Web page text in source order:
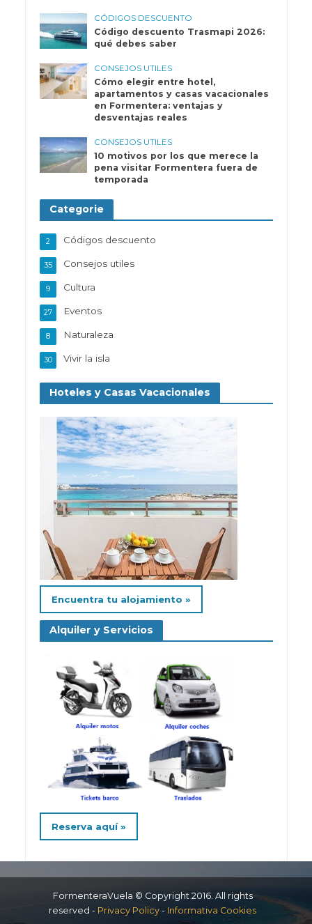
CÓDIGOS DESCUENTO
Código descuento Trasmapi 2026:
qué debes saber
CONSEJOS UTILES
Cómo elegir entre hotel,
apartamentos y casas vacacionales
en Formentera: ventajas y
desventajas reales
CONSEJOS UTILES
10 motivos por los que merece la
pena visitar Formentera fuera de
temporada
Categorie
Códigos descuento
2
Consejos utiles
35
Cultura
9
Eventos
27
Naturaleza
8
Vivir la isla
30
Hoteles y Casas Vacacionales
Encuentra tu alojamiento »
Alquiler y Servicios
Reserva aquí »
FormenteraVuela © Copyright 2016. All rights
reserved - Privacy Policy - Informativa Cookies